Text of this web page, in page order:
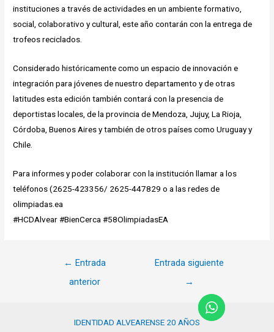
instituciones a través de actividades en un ambiente formativo,
social, colaborativo y cultural, este año contarán con la entrega de
trofeos reciclados.
Considerado históricamente como un espacio de innovación e
integración para jóvenes de nuestro departamento y de otras
latitudes esta edición también contará con la presencia de
deportistas locales, de la provincia de Mendoza, Jujuy, La Rioja,
Córdoba, Buenos Aires y también de otros países como Uruguay y
Chile.
Para informes y poder colaborar con la institución llamar a los
teléfonos (2625-423356/ 2625-447829 o a las redes de
olimpiadas.ea
#HCDAlvear #BienCerca #58OlimpiadasEA
← Entrada
anterior
Entrada siguiente
→
IDENTIDAD ALVEARENSE 20 AÑOS